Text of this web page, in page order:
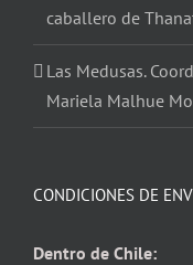
caballero de
Las Medusas.
Mariela Malhue
CONDICIONES DE
Dentro de Chile: